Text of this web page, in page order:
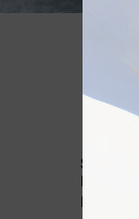
Soir
Fermé
Fermé